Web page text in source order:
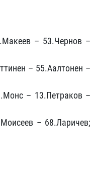
– 53.Чернов –
– 55.Аалтонен –
– 13.Петраков –
– 68.Ларичев;